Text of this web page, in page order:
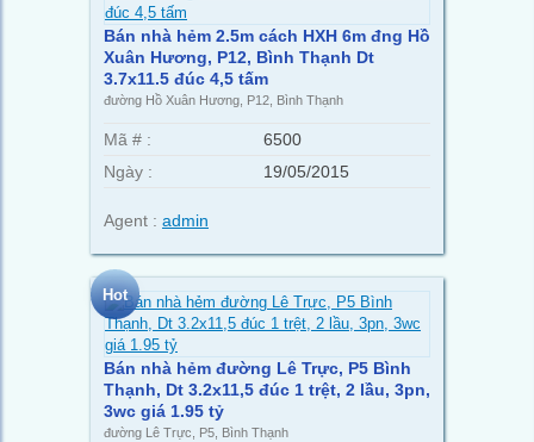
Bán nhà hẻm 2.5m cách HXH 6m đng Hồ
Xuân Hương, P12, Bình Thạnh Dt
3.7x11.5 đúc 4,5 tấm
đường Hồ Xuân Hương, P12, Bình Thạnh
Mã # :
6500
Ngày :
19/05/2015
Agent : admin
Bán nhà hẻm đường Lê Trực, P5 Bình
Thạnh, Dt 3.2x11,5 đúc 1 trệt, 2 lầu, 3pn,
3wc giá 1.95 tỷ
đường Lê Trực, P5, Bình Thạnh
Hot